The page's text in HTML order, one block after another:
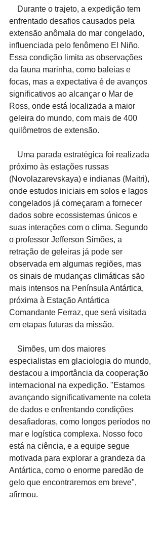
Durante o trajeto, a expedição tem
enfrentado desafios causados pela
extensão anômala do mar congelado,
influenciada pelo fenômeno El Niño.
Essa condição limita as observações
da fauna marinha, como baleias e
focas, mas a expectativa é de avanços
significativos ao alcançar o Mar de
Ross, onde está localizada a maior
geleira do mundo, com mais de 400
quilômetros de extensão.
Uma parada estratégica foi realizada
próximo às estações russas
(Novolazarevskaya) e indianas (Maitri),
onde estudos iniciais em solos e lagos
congelados já começaram a fornecer
dados sobre ecossistemas únicos e
suas interações com o clima. Segundo
o professor Jefferson Simões, a
retração de geleiras já pode ser
observada em algumas regiões, mas
os sinais de mudanças climáticas são
mais intensos na Península Antártica,
próxima à Estação Antártica
Comandante Ferraz, que será visitada
em etapas futuras da missão.
Simões, um dos maiores
especialistas em glaciologia do mundo,
destacou a importância da cooperação
internacional na expedição. "Estamos
avançando significativamente na coleta
de dados e enfrentando condições
desafiadoras, como longos períodos no
mar e logística complexa. Nosso foco
está na ciência, e a equipe segue
motivada para explorar a grandeza da
Antártica, como o enorme paredão de
gelo que encontraremos em breve",
afirmou.